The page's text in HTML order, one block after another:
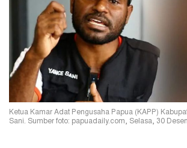
Ketua Kamar Adat Pengusaha Papua (KAPP)
Sani. Sumber foto: papuadaily.com, Selasa, 30